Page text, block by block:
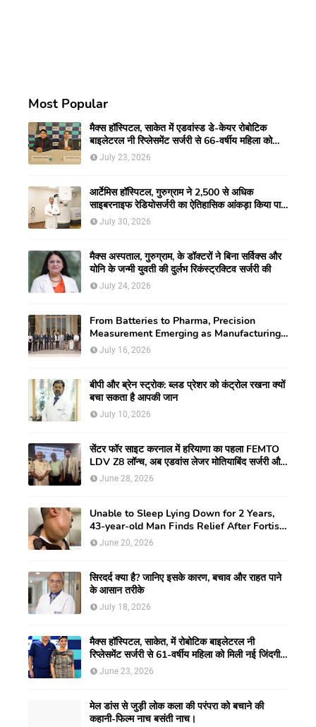
Most Popular
मैक्स हॉस्पिटल, साकेत में एडवांस्ड डे-केयर रोबोटिक
बाइलेटरल नी रिप्लेसमेंट सर्जरी से 66-वर्षीय महिला को
मिली नई गतिशीलता
July 23, 2026
आर्टेमिस हॉस्पिटल, गुरुग्राम ने 2,500 से अधिक
साइबरनाइफ रेडियोसर्जरी का ऐतिहासिक आंकड़ा किया पार,
प्रिसिशन ट्रीटमेंट में मजबूत की अपनी अग्रणी पहचान
July 30, 2026
मैक्स अस्पताल, गुरुग्राम, के डॉक्टरों ने बिना सर्विक्स और
योनि के जन्मी युवती की दुर्लभ रिकंस्ट्रक्टिव सर्जरी की
July 24, 2026
From Batteries to Pharma, Precision
Measurement Emerging as Manufacturing's
New Competitive Edge
July 16, 2026
बीपी और ब्रेन स्ट्रोक: ब्लड प्रेशर को कंट्रोल रखना क्यों
बचा सकता है आपकी जान
July 10, 2026
सेंटर फॉर साइट करनाल में हरियाणा का पहला FEMTO
LDV Z8 लॉन्च, अब एडवांस लेजर मोतियाबिंद सर्जरी और
CLEAR विजन करेक्शन की सुविधा
June 28, 2026
Unable to Sleep Lying Down for 2 Years,
43-year-old Man Finds Relief After Fortis
Gurugram Doctors Remove Rare Giant
June 20, 2026
सिरदर्द क्या है? जानिए इसके कारण, बचाव और राहत पाने
के आसान तरीके
July 18, 2026
मैक्स हॉस्पिटल, साकेत, में रोबोटिक बाइलेटरल नी
रिप्लेसमेंट सर्जरी से 61-वर्षीय महिला को मिली नई जिंदगी,
हुआ सेम-डे डिस्चार्ज
June 23, 2026
मेल डांस से जुड़ी लोक कला की परंपरा को बचाने की
कहानी-फिल्म नाच बसंती नाच।